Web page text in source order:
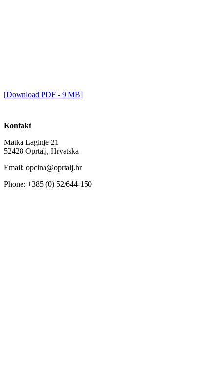
[Download PDF - 9 MB]
Kontakt
Matka Laginje 21
52428 Oprtalj, Hrvatska
Email: opcina@oprtalj.hr
Phone: +385 (0) 52/644-150